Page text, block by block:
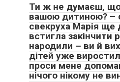
Ти ж не думаєш, що
вашою дитиною? –
свекруха Марія ще
встигла закінчити
народили – ви й
дітей уже
проси мене
нічого нікому не